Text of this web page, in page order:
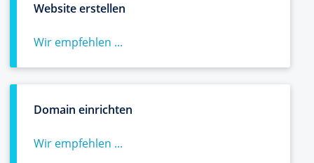
Website erstellen
Wir empfehlen ...
Domain einrichten
Wir empfehlen ...